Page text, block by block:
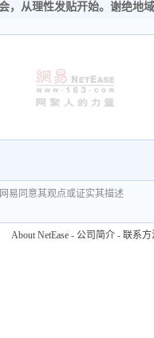
，从理性发贴开始。谢绝地
易同意其观点或证实其描述
About NetEase - 公司简介 - 联系方